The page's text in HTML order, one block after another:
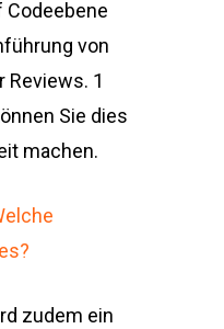
Codeebene
von
1
Sie dies
machen.
zudem ein